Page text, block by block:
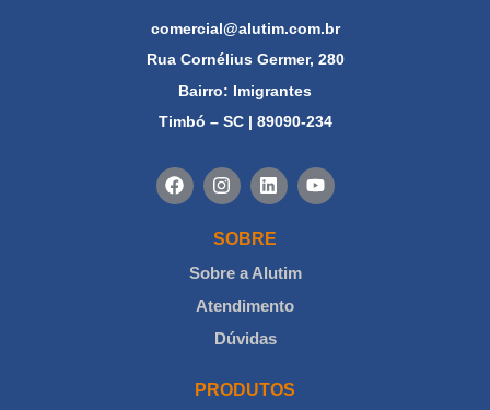
comercial@alutim.com.br
Rua Cornélius Germer, 280
Bairro: Imigrantes
Timbó – SC | 89090-234
SOBRE
Sobre a Alutim
Atendimento
Dúvidas
PRODUTOS